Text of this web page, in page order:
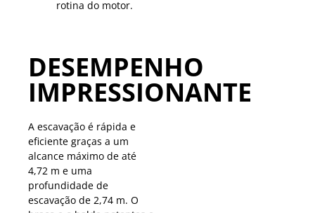
rotina do motor.
DESEMPENHO
IMPRESSIONANTE
A escavação é rápida e
eficiente graças a um
alcance máximo de até
4,72 m e uma
profundidade de
escavação de 2,74 m. O